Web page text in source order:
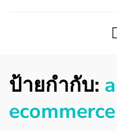
ป้ายกำกับ:
ecommerce